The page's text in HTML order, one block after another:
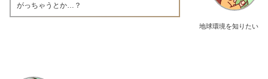
地球環境を知りたい
がっちゃうとか…？